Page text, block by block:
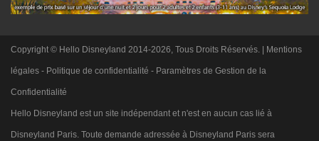
Copyright © Hello Disneyland 2014-2026, Tous Droits Réservés. | Mentions
légales - Politique de confidentialité - Paramètres de Gestion de la
Confidentialité
Hello Disneyland est un site indépendant et n'est en aucun cas lié à
Disneyland Paris. Toute demande adressée à Disneyland Paris sera